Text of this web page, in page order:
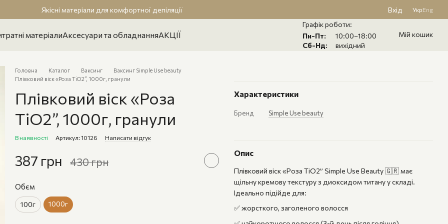
Якісні матеріали для комфортної депіляції Вхід УкрEng
матеріалиАксесуари та обладнанняАКЦІЇ
Графік роботи:
Пн-Пт:
10:00–18:00
Сб-Нд:
вихідний
Мій кошик
Головна Каталог Ваксинг
Ваксинг Simple Use beauty
Плівковий віск «Роза TiO2”, 1000г, гранули
Плівковий віск «Роза
TiO2”, 1000г, гранули
В наявності Артикул: 10126 Написати відгук
387 грн 430 грн
Обєм
100г 1000г
Характеристики
Бренд Simple Use beauty
Опис
Плівковий віск «Роза TiO2” Simple Use Beauty 🇬🇷 має
щільну кремову текстуру з диоксидом титану у складі.
Ідеально підійде для:
✅ жорсткого, заголеного волосся